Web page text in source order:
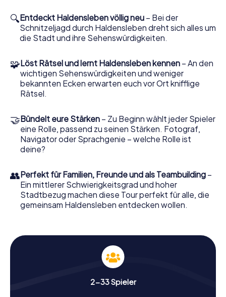
Ort für die Stadt hat.
Sehenswürdigkeiten bei der Schnitzeljagd in
Setzt eure Schnitzeljagd in Haldensleben fort und
besucht das Kühnesche Haus, ein wunderschön
erhaltenes Fachwerkhaus, das die Architektur
vergangener Zeiten widerspiegelt. Hier könnt ihr die
die Vergangenheit versetzt fühlen. Die Schnitzeljagd
bietet euch die Möglichkeit, solche historischen Schätze
aus nächster Nähe zu erleben, ohne ein Gebäude
betreten zu müssen.
Haldensleben. Dieses beeindruckende Gebäude ist nicht
nur ein Verwaltungszentrum, sondern auch ein
architektonisches Juwel der Stadt. Bei der Schnitzeljagd
erfahrt ihr mehr über die Bedeutung und Geschichte
Historische Einblicke bei der Schnitzeljagd in
Möglichkeit, die Stadt aus einer neuen Perspektive zu
🔍Entdeckt Haldensleben völlig neu – Bei der
Schnitzeljagd durch Haldensleben dreht sich alles um
die Stadt und ihre Sehenswürdigkeiten.
🧩Löst Rätsel und lernt Haldensleben kennen – An den
wichtigen Sehenswürdigkeiten und weniger
bekannten Ecken erwarten euch vor Ort knifflige
Rätsel.
🤝Bündelt eure Stärken – Zu Beginn wählt jeder Spieler
eine Rolle, passend zu seinen Stärken. Fotograf,
Navigator oder Sprachgenie – welche Rolle ist
deine?
👥Perfekt für Familien, Freunde und als Teambuilding –
Ein mittlerer Schwierigkeitsgrad und hoher
Stadtbezug machen diese Tour perfekt für alle, die
gemeinsam Haldensleben entdecken wollen.
2-33 Spieler